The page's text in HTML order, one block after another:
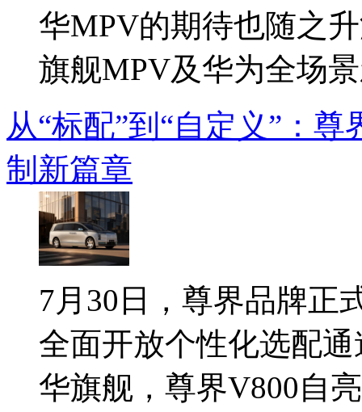
华MPV的期待也随之
旗舰MPV及华为全场
从“标配”到“自定义”：
制新篇章
7月30日，尊界品牌正
全面开放个性化选配
华旗舰，尊界V800自